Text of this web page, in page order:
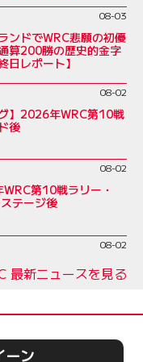
08-03
ンドでWRC悲願の初優
算200勝の歴史的金字
日レポート】
08-02
】2026年WRC第10戦
後
08-02
第10戦ラリー・
テージ後
08-02
最新ニュースを見る
ーン